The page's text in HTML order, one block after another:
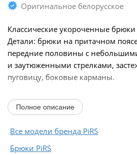
Оригинальное белорусское
Классические укороченные брюки
Детали: брюки на притачном
передние половины с
и заутюженными стрелками,
пуговицу, боковые карманы.
Длина брюк по боковому шву с
размерах 40-46 и около 99...
Полное описание
Все модели бренда PiRS
Брюки PiRS